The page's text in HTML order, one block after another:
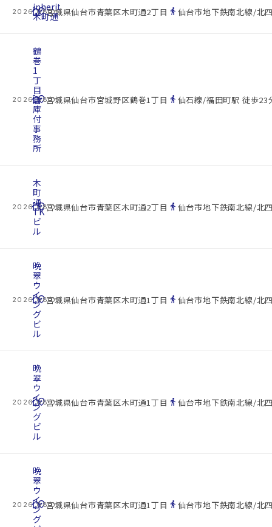
2026.08.07
cottage
inherit
木町通
location_on宮城県仙台市青葉区木町通2丁目 directions_walk 仙台市地下鉄南北線/北
2026.08.07
cottage
鶴
巻
1
丁
目
倉
庫
付
事
務
所
location_on宮城県仙台市宮城野区鶴巻1丁目 directions_walk 仙石線/福田町駅 徒歩23
2026.08.07
cottage
木
町
通
TK
ビ
ル
location_on宮城県仙台市青葉区木町通2丁目 directions_walk 仙台市地下鉄南北線/北
2026.08.07
cottage
晩
翠
ウ
イ
ン
グ
ビ
ル
location_on宮城県仙台市青葉区木町通1丁目 directions_walk 仙台市地下鉄南北線/北
2026.08.07
cottage
晩
翠
ウ
イ
ン
グ
ビ
ル
location_on宮城県仙台市青葉区木町通1丁目 directions_walk 仙台市地下鉄南北線/北
2026.08.07
cottage
晩
翠
ウ
イ
ン
グ
location_on宮城県仙台市青葉区木町通1丁目 directions_walk 仙台市地下鉄南北線/北